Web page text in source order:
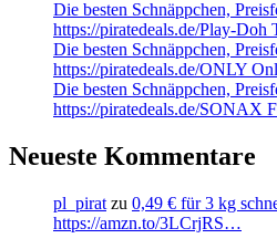
Die besten Schnäppchen,
https://piratedeals.de/Play-
Die besten Schnäppchen,
https://piratedeals.de/ONLY
Die besten Schnäppchen,
https://piratedeals.de/SONAX
Neueste Kommentare
pl_pirat zu 0,49 € für 3 kg
https://amzn.to/3LCrjRS…